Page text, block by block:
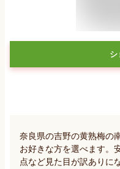
シ
奈良県の吉野の黄熟梅の
お好きな方を選べます。
点など見た目が訳ありに